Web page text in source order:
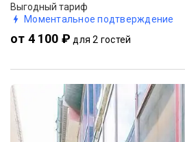
Выгодный тариф
Моментальное подтверждение
от 4 100 ₽ для 2 гостей